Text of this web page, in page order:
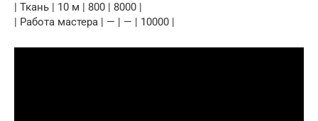
| Ткань | 10 м | 800 | 8000 |
| Работа мастера | — | — | 10000 |